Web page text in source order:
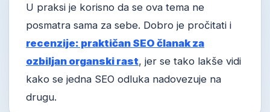
U praksi je korisno da se ova tema ne
posmatra sama za sebe. Dobro je pročitati i
recenzije: praktičan SEO članak za
ozbiljan organski rast, jer se tako lakše vidi
kako se jedna SEO odluka nadovezuje na
drugu.